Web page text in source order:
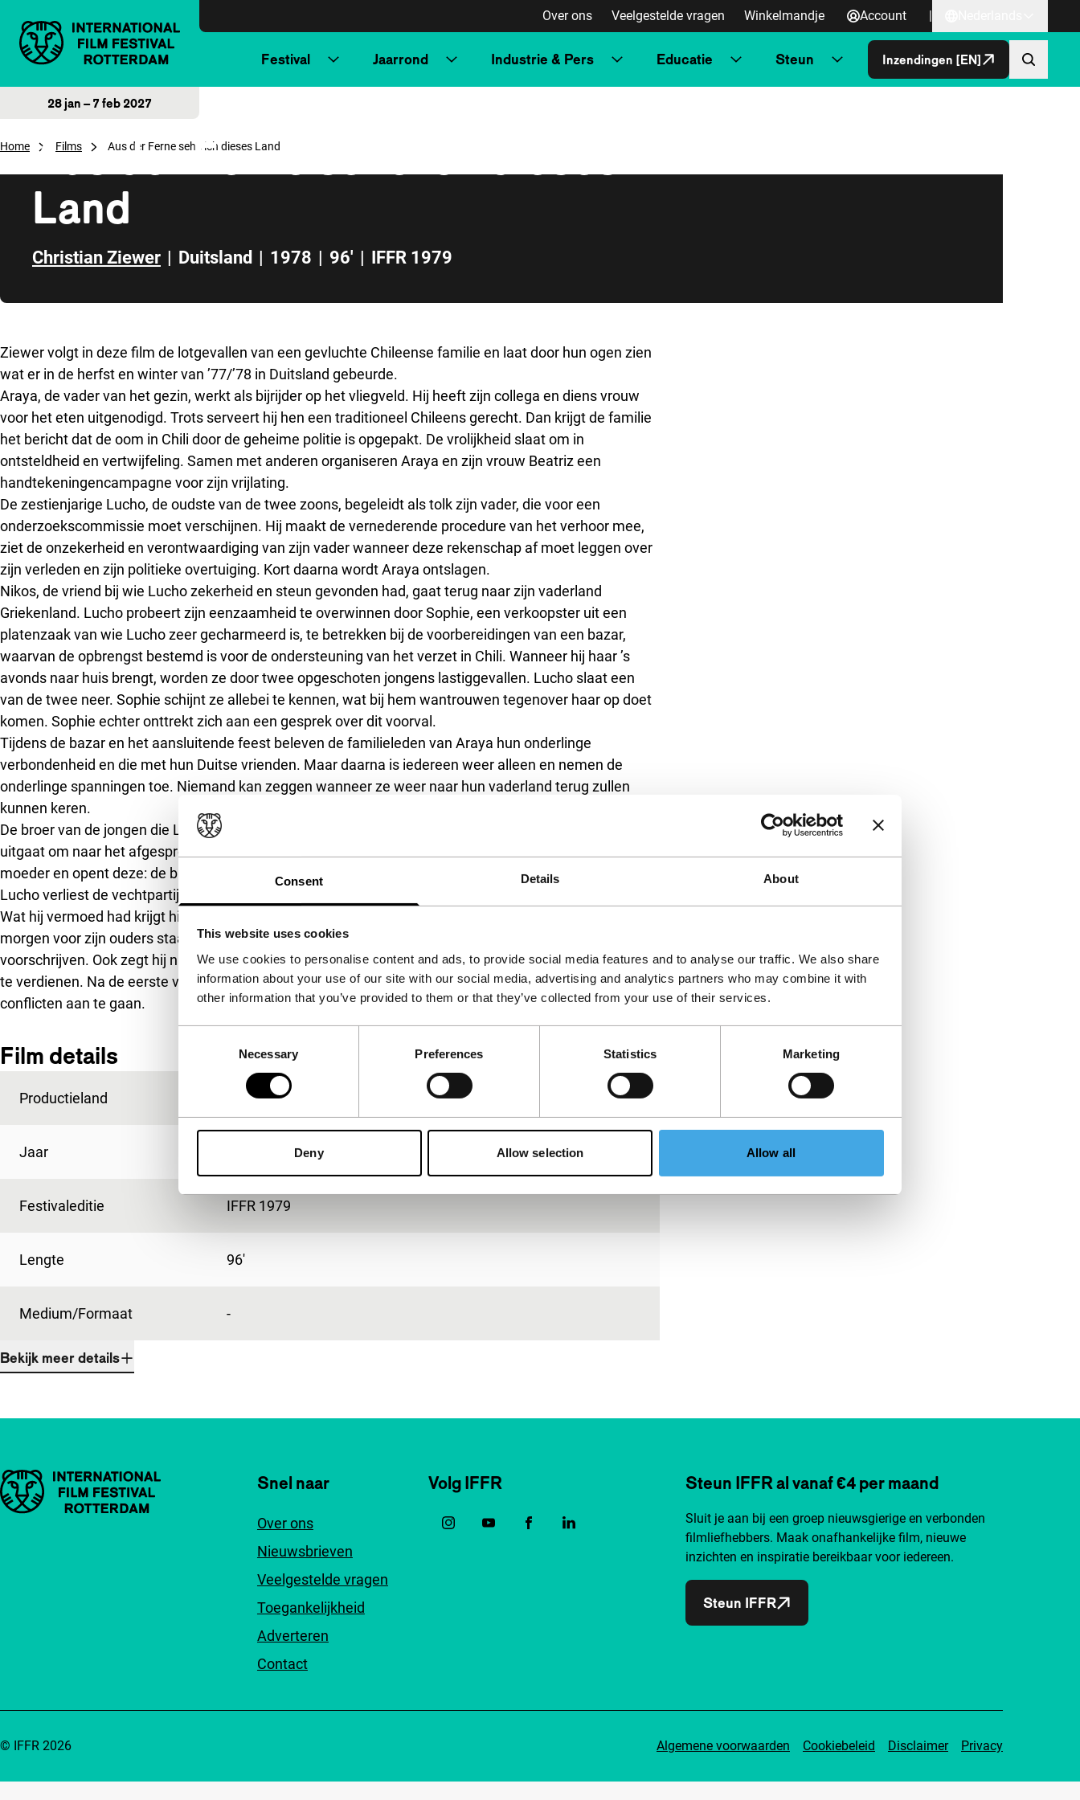
Consent Details About
This website uses cookies
We use cookies to personalise content and ads, to provide social media features and to analyse our traffic. We also share
information about your use of our site with our social media, advertising and analytics partners who may combine it with
other information that you’ve provided to them or that they’ve collected from your use of their services.
Necessary Preferences Statistics Marketing
Deny Allow selection Allow all
Over ons Veelgestelde vragen Winkelmandje Account |
Festival Jaarrond Industrie & Pers Educatie Steun Inzendingen [EN]
28 jan – 7 feb 2027
Home Films Aus der Ferne sehe ich dieses Land
Aus der Ferne sehe ich dieses
Land
Christian Ziewer | Duitsland | 1978 | 96' | IFFR 1979
Ziewer volgt in deze film de lotgevallen van een gevluchte Chileense familie en laat door hun ogen zien
wat er in de herfst en winter van ’77/’78 in Duitsland gebeurde.
Araya, de vader van het gezin, werkt als bijrijder op het vliegveld. Hij heeft zijn collega en diens vrouw
voor het eten uitgenodigd. Trots serveert hij hen een traditioneel Chileens gerecht. Dan krijgt de familie
het bericht dat de oom in Chili door de geheime politie is opgepakt. De vrolijkheid slaat om in
ontsteldheid en vertwijfeling. Samen met anderen organiseren Araya en zijn vrouw Beatriz een
handtekeningencampagne voor zijn vrijlating.
De zestienjarige Lucho, de oudste van de twee zoons, begeleidt als tolk zijn vader, die voor een
onderzoekscommissie moet verschijnen. Hij maakt de vernederende procedure van het verhoor mee,
ziet de onzekerheid en verontwaardiging van zijn vader wanneer deze rekenschap af moet leggen over
zijn verleden en zijn politieke overtuiging. Kort daarna wordt Araya ontslagen.
Nikos, de vriend bij wie Lucho zekerheid en steun gevonden had, gaat terug naar zijn vaderland
Griekenland. Lucho probeert zijn eenzaamheid te overwinnen door Sophie, een verkoopster uit een
platenzaak van wie Lucho zeer gecharmeerd is, te betrekken bij de voorbereidingen van een bazar,
waarvan de opbrengst bestemd is voor de ondersteuning van het verzet in Chili. Wanneer hij haar ’s
avonds naar huis brengt, worden ze door twee opgeschoten jongens lastiggevallen. Lucho slaat een
van de twee neer. Sophie schijnt ze allebei te kennen, wat bij hem wantrouwen tegenover haar op doet
komen. Sophie echter onttrekt zich aan een gesprek over dit voorval.
Tijdens de bazar en het aansluitende feest beleven de familieleden van Araya hun onderlinge
verbondenheid en die met hun Duitse vrienden. Maar daarna is iedereen weer alleen en nemen de
onderlinge spanningen toe. Niemand kan zeggen wanneer ze weer naar hun vaderland terug zullen
kunnen keren.
De broer van de jongen die Lucho heeft neergeslagen daagt hem uit voor een gevecht. Als hij het huis
uitgaat om naar het afgesproken punt te rijden pakt hij een brief aan die is geadresseerd aan zjn
moeder en opent deze: de brief bericht de moord op zijn oom in Chili.
Lucho verliest de vechtpartij en gaat daarna naar Sophie om duidelijkheid te krijgen over hun relatie.
Wat hij vermoed had krijgt hij nu te horen: ze is verloofd en zal spoedig trouwen. Als Lucho de volgende
morgen voor zijn ouders staat, is hij niet meer de jongen die zich door zijn vader de wet laat
voorschrijven. Ook zegt hij nu dat hij al enkele dagen niet naar school is geweest om voor het gezin geld
te verdienen. Na de eerste verontwaardiging, put de vader nieuwe hoop uit de moed van Lucho om
conflicten aan te gaan.
Film details
Productieland Duitsland
Jaar
Festivaleditie IFFR 1979
Lengte 96'
Medium/Formaat -
Bekijk meer details
Belangrijke links Snel naar
Over ons
Nieuwsbrieven
Veelgestelde vragen
Toegankelijkheid
Adverteren
Contact
Volg IFFR Steun IFFR al vanaf €4 per maand
Sluit je aan bij een groep nieuwsgierige en verbonden
filmliefhebbers. Maak onafhankelijke film, nieuwe
inzichten en inspiratie bereikbaar voor iedereen.
Steun IFFR
Algemene voorwaarden Cookiebeleid Disclaimer Privacy
© IFFR 2026